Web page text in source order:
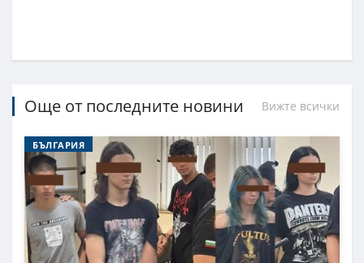
Още от последните новини Вижте всички
БЪЛГАРИЯ